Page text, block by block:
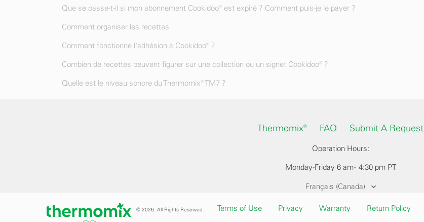
Que se passe-t-il si mon abonnement Cookidoo® est expiré ? Comment puis-je le payer ?
Comment organiser les recettes
Comment fonctionne l'adhésion à Cookidoo® ?
Combien de recettes peuvent figurer sur une collection ou un signet Cookidoo® ?
Quelle est le niveau sonore du Thermomix® TM7 ?
Thermomix® FAQ Submit A Request
Operation Hours:
Monday-Friday 6 am - 4:30 pm PT
Français (Canada)
© 2026. All Rights Reserved. Terms of Use Privacy Warranty Return Policy